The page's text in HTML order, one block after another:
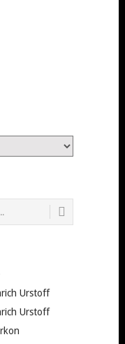
Urstoff
Urstoff